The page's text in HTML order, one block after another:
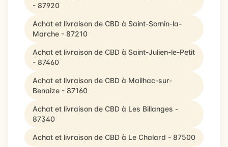
- 87920
Achat et livraison de CBD à Saint-Sornin-la-
Marche - 87210
Achat et livraison de CBD à Saint-Julien-le-Petit
- 87460
Achat et livraison de CBD à Mailhac-sur-
Benaize - 87160
Achat et livraison de CBD à Les Billanges -
87340
Achat et livraison de CBD à Le Chalard - 87500